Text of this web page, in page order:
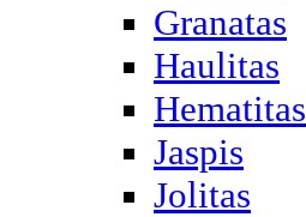
Granatas
Haulitas
Hematitas
Jaspis
Jolitas